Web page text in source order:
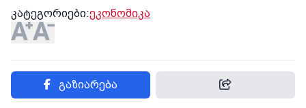
კატეგორიები:ეკონომიკა
გაზიარება